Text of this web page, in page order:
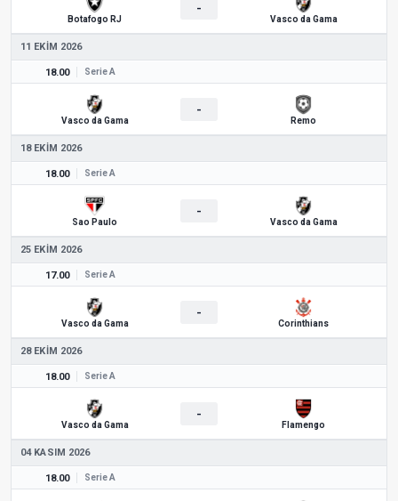
Botafogo RJ
-
Vasco da Gama
11 EKIM 2026
18.00 Serie A
Vasco da Gama
-
Remo
18 EKIM 2026
18.00 Serie A
Sao Paulo
-
Vasco da Gama
25 EKIM 2026
17.00 Serie A
Vasco da Gama
-
Corinthians
28 EKIM 2026
18.00 Serie A
Vasco da Gama
-
Flamengo
04 KASIM 2026
18.00 Serie A